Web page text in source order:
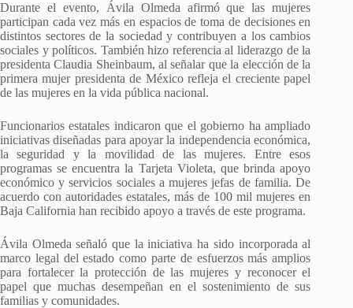
Durante el evento, Ávila Olmeda afirmó que las mujeres
participan cada vez más en espacios de toma de decisiones en
distintos sectores de la sociedad y contribuyen a los cambios
sociales y políticos. También hizo referencia al liderazgo de la
presidenta Claudia Sheinbaum, al señalar que la elección de la
primera mujer presidenta de México refleja el creciente papel
de las mujeres en la vida pública nacional.
Funcionarios estatales indicaron que el gobierno ha ampliado
iniciativas diseñadas para apoyar la independencia económica,
la seguridad y la movilidad de las mujeres. Entre esos
programas se encuentra la Tarjeta Violeta, que brinda apoyo
económico y servicios sociales a mujeres jefas de familia. De
acuerdo con autoridades estatales, más de 100 mil mujeres en
Baja California han recibido apoyo a través de este programa.
Ávila Olmeda señaló que la iniciativa ha sido incorporada al
marco legal del estado como parte de esfuerzos más amplios
para fortalecer la protección de las mujeres y reconocer el
papel que muchas desempeñan en el sostenimiento de sus
familias y comunidades.